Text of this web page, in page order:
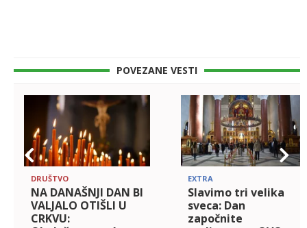
POVEZANE VESTI
DRUŠTVO
NA DANAŠNJI DAN BI
VALJALO OTIŠLI U
CRKVU:
EXTRA
Slavimo tri velika
sveca: Dan
započnite